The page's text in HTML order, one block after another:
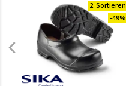
2. Sortieren
-49%